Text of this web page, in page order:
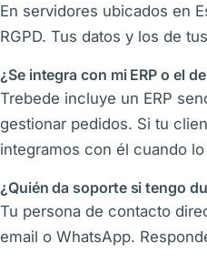
En servidores ubicados en
RGPD. Tus datos y los de
¿Se integra con mi ERP o el
Trebede incluye un ERP
gestionar pedidos. Si tu
integramos con él cuando
¿Quién da soporte si tengo
Tu persona de contacto
email o WhatsApp.